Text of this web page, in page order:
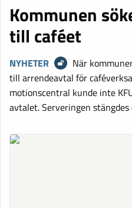
Kommunen
till caféet
NYHETER
När
till arrendeavtal för
motionscentral kunde inte
avtalet. Serveringen